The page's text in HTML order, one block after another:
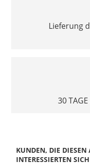
Lieferung
30 TAGE
KUNDEN, DIE DIESEN
INTERESSIERTEN